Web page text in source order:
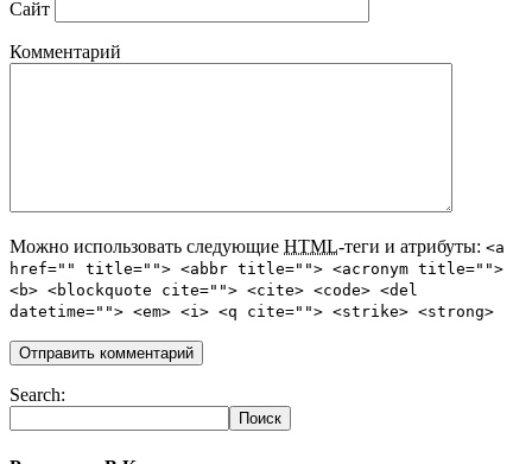
Сайт
Комментарий
Можно использовать следующие HTML-теги и атрибуты: <a
href="" title=""> <abbr title=""> <acronym title="">
<b> <blockquote cite=""> <cite> <code> <del
datetime=""> <em> <i> <q cite=""> <strike> <strong>
Search: